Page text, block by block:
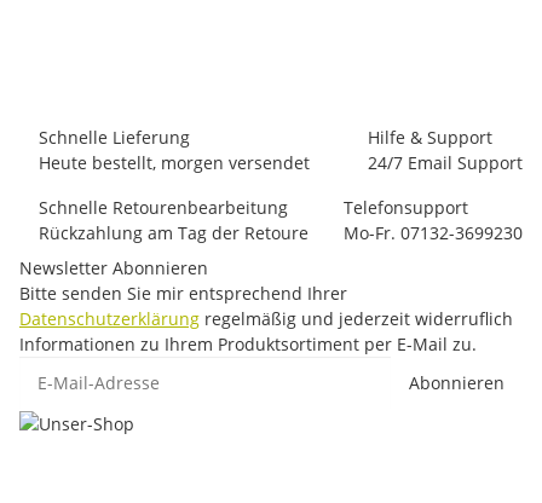
Schnelle Lieferung
Heute bestellt, morgen versendet
Hilfe & Support
24/7 Email Support
Schnelle Retourenbearbeitung
Rückzahlung am Tag der Retoure
Telefonsupport
Mo-Fr. 07132-3699230
Newsletter Abonnieren
Bitte senden Sie mir entsprechend Ihrer
Datenschutzerklärung regelmäßig und jederzeit widerruflich
Informationen zu Ihrem Produktsortiment per E-Mail zu.
Abonnieren